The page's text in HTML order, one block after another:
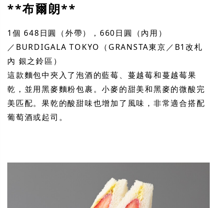
**布爾朗**
1個 648日圓（外帶），660日圓（內用）
／BURDIGALA TOKYO（GRANSTA東京／B1改札
內 銀之鈴區）
這款麵包中夾入了泡酒的藍莓、蔓越莓和蔓越莓果
乾，並用黑麥麵粉包裹。小麥的甜美和黑麥的微酸完
美匹配。果乾的酸甜味也增加了風味，非常適合搭配
葡萄酒或起司。